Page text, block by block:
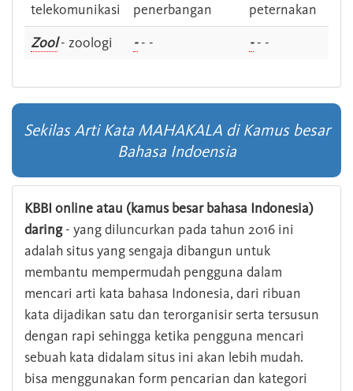
telekomunikasi
penerbangan
peternakan
Zool- zoologi -- - -- -
Sekilas Arti Kata MAHAKALA di Kamus besar
Bahasa Indoensia
KBBI online atau (kamus besar bahasa Indonesia)
daring- yang diluncurkan pada tahun 2016 ini
adalah situs yang sengaja dibangun untuk
membantu mempermudah pengguna dalam
mencari arti kata bahasa Indonesia, dari ribuan
kata dijadikan satu dan terorganisir serta tersusun
dengan rapi sehingga ketika pengguna mencari
sebuah kata didalam situs ini akan lebih mudah.
bisa menggunakan form pencarian dan kategori